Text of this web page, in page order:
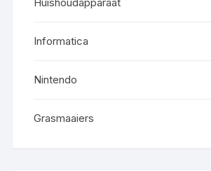
Informatica
Nintendo
Grasmaaiers